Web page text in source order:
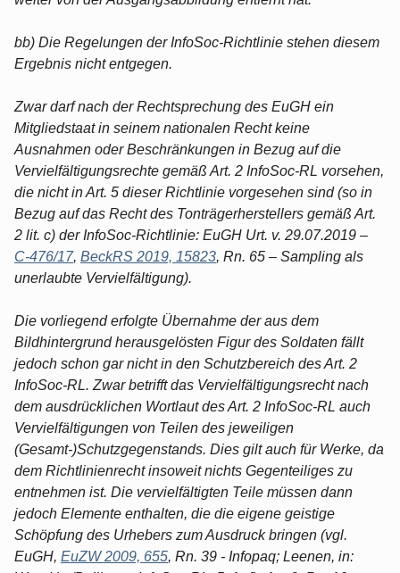
bb) Die Regelungen der InfoSoc-Richtlinie stehen diesem
Ergebnis nicht entgegen.
Zwar darf nach der Rechtsprechung des EuGH ein
Mitgliedstaat in seinem nationalen Recht keine
Ausnahmen oder Beschränkungen in Bezug auf die
Vervielfältigungsrechte gemäß Art. 2 InfoSoc-RL vorsehen,
die nicht in Art. 5 dieser Richtlinie vorgesehen sind (so in
Bezug auf das Recht des Tonträgerherstellers gemäß Art.
2 lit. c) der InfoSoc-Richtlinie: EuGH Urt. v. 29.07.2019 –
C-476/17, BeckRS 2019, 15823, Rn. 65 – Sampling als
unerlaubte Vervielfältigung).
Die vorliegend erfolgte Übernahme der aus dem
Bildhintergrund herausgelösten Figur des Soldaten fällt
jedoch schon gar nicht in den Schutzbereich des Art. 2
InfoSoc-RL. Zwar betrifft das Vervielfältigungsrecht nach
dem ausdrücklichen Wortlaut des Art. 2 InfoSoc-RL auch
Vervielfältigungen von Teilen des jeweiligen
(Gesamt-)Schutzgegenstands. Dies gilt auch für Werke, da
dem Richtlinienrecht insoweit nichts Gegenteiliges zu
entnehmen ist. Die vervielfältigten Teile müssen dann
jedoch Elemente enthalten, die die eigene geistige
Schöpfung des Urhebers zum Ausdruck bringen (vgl.
EuGH, EuZW 2009, 655, Rn. 39 - Infopaq; Leenen, in: